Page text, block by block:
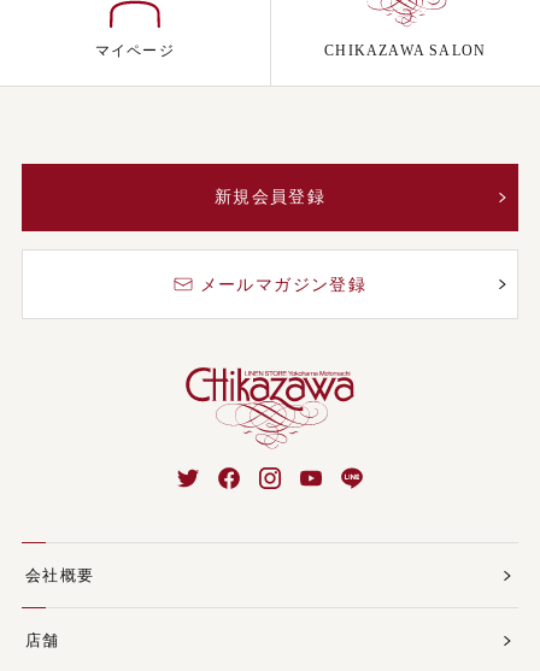
マイページ CHIKAZAWA SALON
新規会員登録
メールマガジン登録
会社概要
店舗